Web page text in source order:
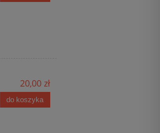
20,00 zł
do koszyka